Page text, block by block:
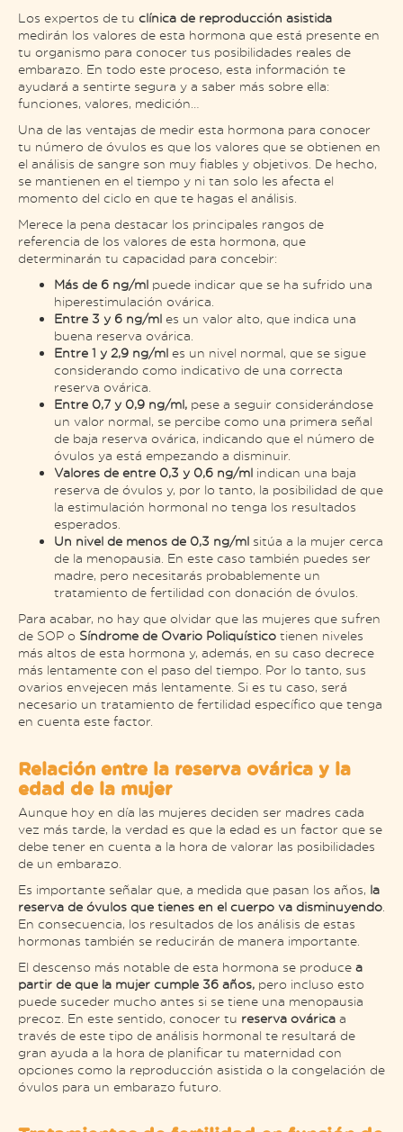
Los expertos de tu clínica de reproducción asistida
medirán los valores de esta hormona que está presente en
tu organismo para conocer tus posibilidades reales de
embarazo. En todo este proceso, esta información te
ayudará a sentirte segura y a saber más sobre ella:
funciones, valores, medición…
Una de las ventajas de medir esta hormona para conocer
tu número de óvulos es que los valores que se obtienen en
el análisis de sangre son muy fiables y objetivos. De hecho,
se mantienen en el tiempo y ni tan solo les afecta el
momento del ciclo en que te hagas el análisis.
Merece la pena destacar los principales rangos de
referencia de los valores de esta hormona, que
determinarán tu capacidad para concebir:
Más de 6 ng/ml puede indicar que se ha sufrido una
hiperestimulación ovárica.
Entre 3 y 6 ng/ml es un valor alto, que indica una
buena reserva ovárica.
Entre 1 y 2,9 ng/ml es un nivel normal, que se sigue
considerando como indicativo de una correcta
reserva ovárica.
Entre 0,7 y 0,9 ng/ml, pese a seguir considerándose
un valor normal, se percibe como una primera señal
de baja reserva ovárica, indicando que el número de
óvulos ya está empezando a disminuir.
Valores de entre 0,3 y 0,6 ng/ml indican una baja
reserva de óvulos y, por lo tanto, la posibilidad de que
la estimulación hormonal no tenga los resultados
esperados.
Un nivel de menos de 0,3 ng/ml sitúa a la mujer cerca
de la menopausia. En este caso también puedes ser
madre, pero necesitarás probablemente un
tratamiento de fertilidad con donación de óvulos.
Para acabar, no hay que olvidar que las mujeres que sufren
de SOP o Síndrome de Ovario Poliquístico tienen niveles
más altos de esta hormona y, además, en su caso decrece
más lentamente con el paso del tiempo. Por lo tanto, sus
ovarios envejecen más lentamente. Si es tu caso, será
necesario un tratamiento de fertilidad específico que tenga
en cuenta este factor.
Relación entre la reserva ovárica y la
edad de la mujer
Aunque hoy en día las mujeres deciden ser madres cada
vez más tarde, la verdad es que la edad es un factor que se
debe tener en cuenta a la hora de valorar las posibilidades
de un embarazo.
Es importante señalar que, a medida que pasan los años, la
reserva de óvulos que tienes en el cuerpo va disminuyendo.
En consecuencia, los resultados de los análisis de estas
hormonas también se reducirán de manera importante.
El descenso más notable de esta hormona se produce a
partir de que la mujer cumple 36 años, pero incluso esto
puede suceder mucho antes si se tiene una menopausia
precoz. En este sentido, conocer tu reserva ovárica a
través de este tipo de análisis hormonal te resultará de
gran ayuda a la hora de planificar tu maternidad con
opciones como la reproducción asistida o la congelación de
óvulos para un embarazo futuro.